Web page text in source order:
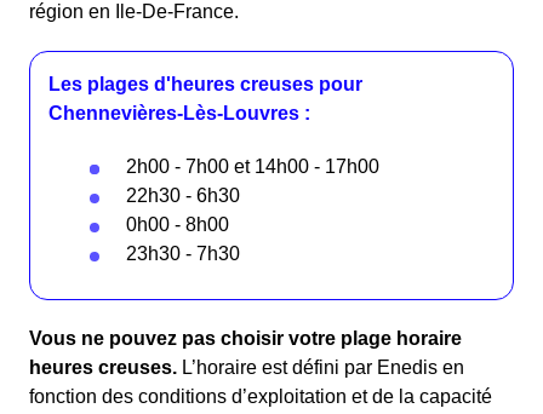
région en Ile-De-France.
Les plages d'heures creuses pour
Chennevières-Lès-Louvres :
2h00 - 7h00 et 14h00 - 17h00
22h30 - 6h30
0h00 - 8h00
23h30 - 7h30
Vous ne pouvez pas choisir votre plage horaire
heures creuses. L’horaire est défini par Enedis en
fonction des conditions d’exploitation et de la capacité